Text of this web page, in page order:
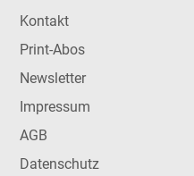
Kontakt
Print-Abos
Newsletter
Impressum
AGB
Datenschutz